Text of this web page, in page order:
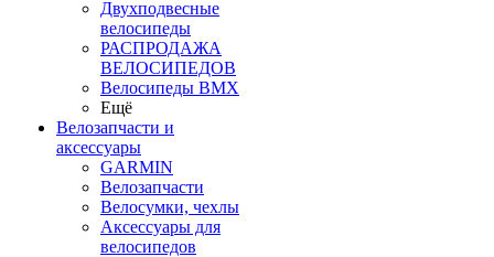
Двухподвесные
велосипеды
РАСПРОДАЖА
ВЕЛОСИПЕДОВ
Велосипеды BMX
Ещё
Велозапчасти и
аксессуары
GARMIN
Велозапчасти
Велосумки, чехлы
Аксессуары для
велосипедов